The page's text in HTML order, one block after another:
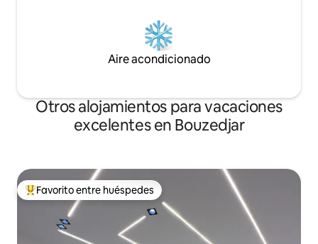
Aire acondicionado
Otros alojamientos para vacaciones
excelentes en Bouzedjar
Favorito entre huéspedes preferido
Favorito entre huéspedes